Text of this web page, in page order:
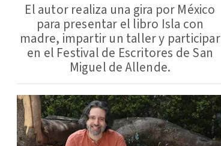
El autor realiza una gira por México
para presentar el libro Isla con
madre, impartir un taller y participar
en el Festival de Escritores de San
Miguel de Allende.